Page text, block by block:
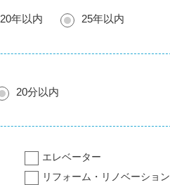
20年以内
25年以内
20分以内
エレベーター
リフォーム・リノベーション